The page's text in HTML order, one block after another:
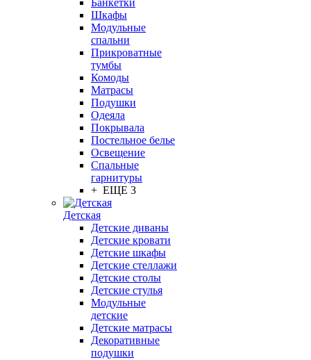
Банкетки
Шкафы
Модульные
спальни
Прикроватные
тумбы
Комоды
Матрасы
Подушки
Одеяла
Покрывала
Постельное белье
Освещение
Спальные
гарнитуры
+ ЕЩЕ 3
Детская
Детские диваны
Детские кровати
Детские шкафы
Детские стеллажи
Детские столы
Детские стулья
Модульные
детские
Детские матрасы
Декоративные
подушки